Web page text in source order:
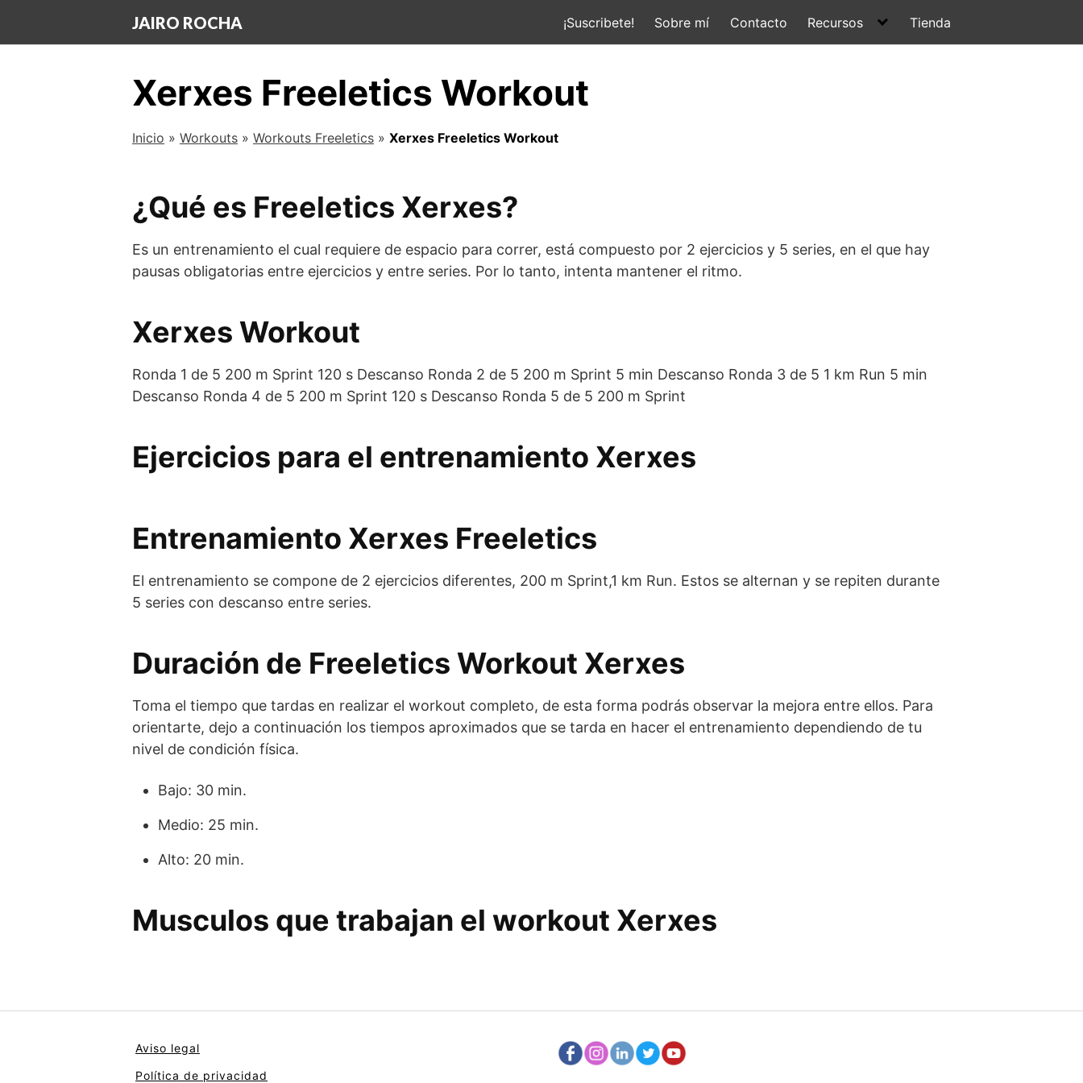
contenido
JAIRO ROCHA ¡Suscribete! Sobre mí Contacto Recursos Tienda
Xerxes Freeletics Workout
Inicio » Workouts » Workouts Freeletics » Xerxes Freeletics Workout
¿Qué es Freeletics Xerxes?
Es un entrenamiento el cual requiere de espacio para correr, está compuesto por 2 ejercicios y 5 series, en el que hay
pausas obligatorias entre ejercicios y entre series. Por lo tanto, intenta mantener el ritmo.
Xerxes Workout
Ronda 1 de 5 200 m Sprint 120 s Descanso Ronda 2 de 5 200 m Sprint 5 min Descanso Ronda 3 de 5 1 km Run 5 min
Descanso Ronda 4 de 5 200 m Sprint 120 s Descanso Ronda 5 de 5 200 m Sprint
Ejercicios para el entrenamiento Xerxes
Entrenamiento Xerxes Freeletics
El entrenamiento se compone de 2 ejercicios diferentes, 200 m Sprint,1 km Run. Estos se alternan y se repiten durante
5 series con descanso entre series.
Duración de Freeletics Workout Xerxes
Toma el tiempo que tardas en realizar el workout completo, de esta forma podrás observar la mejora entre ellos. Para
orientarte, dejo a continuación los tiempos aproximados que se tarda en hacer el entrenamiento dependiendo de tu
nivel de condición física.
Bajo: 30 min.
Medio: 25 min.
Alto: 20 min.
Musculos que trabajan el workout Xerxes
Aviso legal
Política de privacidad